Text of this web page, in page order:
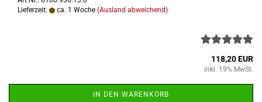
Lieferzeit:
ca. 1 Woche (Ausland abweichend)
118,20 EUR
inkl. 19% MwSt.
IN DEN WARENKORB